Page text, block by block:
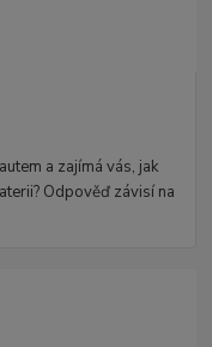
a zajímá vás, jak
Odpověď závisí na